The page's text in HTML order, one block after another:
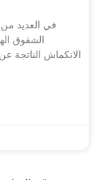
في العديد من
الشقوق
الانكماش الناتجة